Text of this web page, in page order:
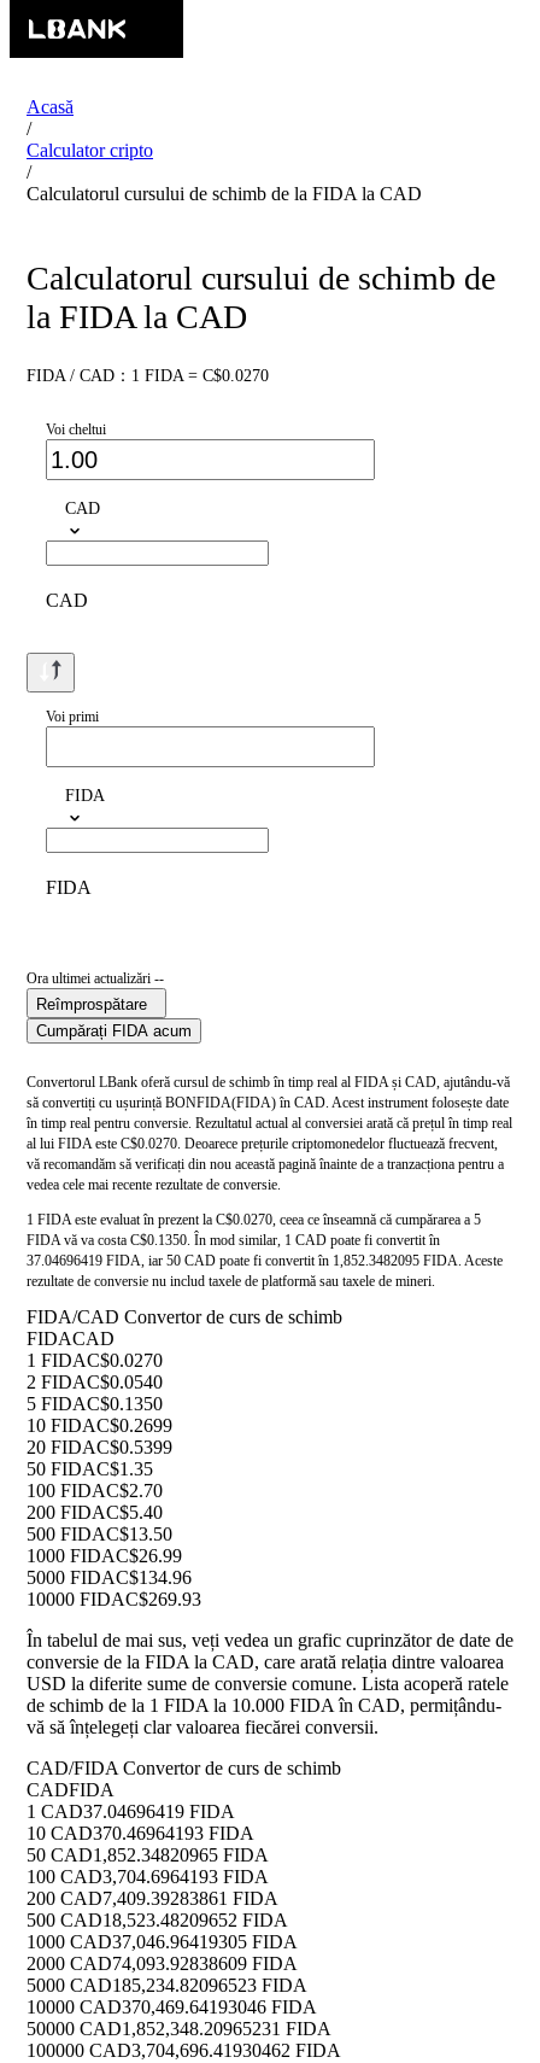
Acasă
/
Calculator cripto
/
Calculatorul cursului de schimb de la FIDA la CAD
Calculatorul cursului de schimb de
la FIDA la CAD
FIDA / CAD：1 FIDA = C$0.0270
Voi cheltui
CAD
CAD
Voi primi
FIDA
FIDA
Ora ultimei actualizări --
Reîmprospătare
Cumpărați FIDA acum
Convertorul LBank oferă cursul de schimb în timp real al FIDA și CAD, ajutându-vă
să convertiți cu ușurință BONFIDA(FIDA) în CAD. Acest instrument folosește date
în timp real pentru conversie. Rezultatul actual al conversiei arată că prețul în timp real
al lui FIDA este C$0.0270. Deoarece prețurile criptomonedelor fluctuează frecvent,
vă recomandăm să verificați din nou această pagină înainte de a tranzacționa pentru a
vedea cele mai recente rezultate de conversie.
1 FIDA este evaluat în prezent la C$0.0270, ceea ce înseamnă că cumpărarea a 5
FIDA vă va costa C$0.1350. În mod similar, 1 CAD poate fi convertit în
37.04696419 FIDA, iar 50 CAD poate fi convertit în 1,852.3482095 FIDA. Aceste
rezultate de conversie nu includ taxele de platformă sau taxele de mineri.
FIDA/CAD Convertor de curs de schimb
FIDACAD
1 FIDAC$0.0270
2 FIDAC$0.0540
5 FIDAC$0.1350
10 FIDAC$0.2699
20 FIDAC$0.5399
50 FIDAC$1.35
100 FIDAC$2.70
200 FIDAC$5.40
500 FIDAC$13.50
1000 FIDAC$26.99
5000 FIDAC$134.96
10000 FIDAC$269.93
În tabelul de mai sus, veți vedea un grafic cuprinzător de date de
conversie de la FIDA la CAD, care arată relația dintre valoarea
USD la diferite sume de conversie comune. Lista acoperă ratele
de schimb de la 1 FIDA la 10.000 FIDA în CAD, permițându-
vă să înțelegeți clar valoarea fiecărei conversii.
CAD/FIDA Convertor de curs de schimb
CADFIDA
1 CAD37.04696419 FIDA
10 CAD370.46964193 FIDA
50 CAD1,852.34820965 FIDA
100 CAD3,704.6964193 FIDA
200 CAD7,409.39283861 FIDA
500 CAD18,523.48209652 FIDA
1000 CAD37,046.96419305 FIDA
2000 CAD74,093.92838609 FIDA
5000 CAD185,234.82096523 FIDA
10000 CAD370,469.64193046 FIDA
50000 CAD1,852,348.20965231 FIDA
100000 CAD3,704,696.41930462 FIDA